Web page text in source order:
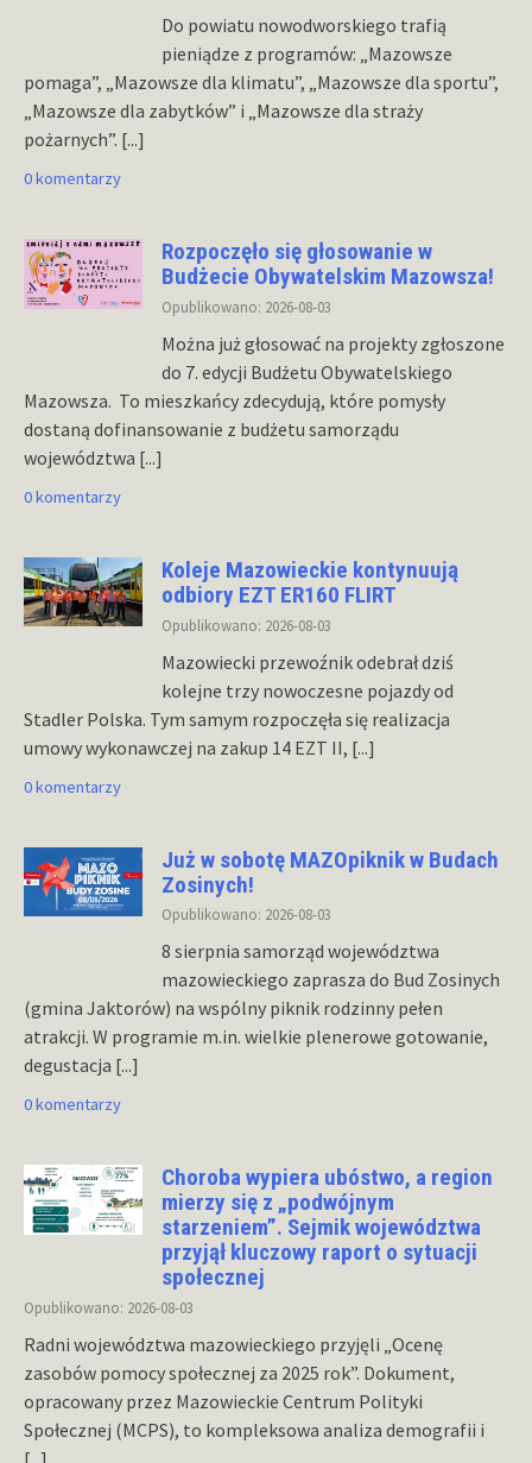
Do powiatu nowodworskiego trafią
pieniądze z programów: „Mazowsze
pomaga”, „Mazowsze dla klimatu”, „Mazowsze dla sportu”,
„Mazowsze dla zabytków” i „Mazowsze dla straży
pożarnych”. [...]
0 komentarzy
Rozpoczęło się głosowanie w
Budżecie Obywatelskim Mazowsza!
Opublikowano: 2026-08-03
Można już głosować na projekty zgłoszone
do 7. edycji Budżetu Obywatelskiego
Mazowsza. To mieszkańcy zdecydują, które pomysły
dostaną dofinansowanie z budżetu samorządu
województwa [...]
0 komentarzy
Koleje Mazowieckie kontynuują
odbiory EZT ER160 FLIRT
Opublikowano: 2026-08-03
Mazowiecki przewoźnik odebrał dziś
kolejne trzy nowoczesne pojazdy od
Stadler Polska. Tym samym rozpoczęła się realizacja
umowy wykonawczej na zakup 14 EZT II, [...]
0 komentarzy
Już w sobotę MAZOpiknik w Budach
Zosinych!
Opublikowano: 2026-08-03
8 sierpnia samorząd województwa
mazowieckiego zaprasza do Bud Zosinych
(gmina Jaktorów) na wspólny piknik rodzinny pełen
atrakcji. W programie m.in. wielkie plenerowe gotowanie,
degustacja [...]
0 komentarzy
Choroba wypiera ubóstwo, a region
mierzy się z „podwójnym
starzeniem”. Sejmik województwa
przyjął kluczowy raport o sytuacji
społecznej
Opublikowano: 2026-08-03
Radni województwa mazowieckiego przyjęli „Ocenę
zasobów pomocy społecznej za 2025 rok”. Dokument,
opracowany przez Mazowieckie Centrum Polityki
Społecznej (MCPS), to kompleksowa analiza demografii i